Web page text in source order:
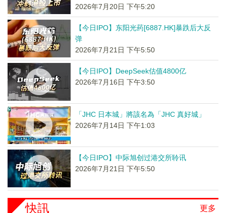
2026年7月20日 下午5:20
【今日IPO】东阳光药[6887.HK]暴跌后大反
弹
2026年7月21日 下午5:50
【今日IPO】DeepSeek估值4800亿
2026年7月16日 下午3:50
「JHC 日本城」將該名為「JHC 真好城」
2026年7月14日 下午1:03
【今日IPO】中际旭创过港交所聆讯
2026年7月21日 下午5:50
更多
快訊